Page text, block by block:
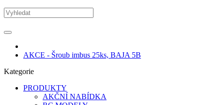
AKCE - Šroub imbus 25ks, BAJA 5B
Kategorie
PRODUKTY
AKČNÍ NABÍDKA